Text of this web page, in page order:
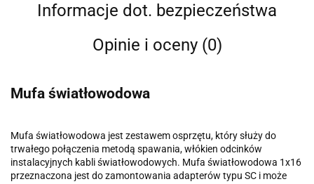
Informacje dot. bezpieczeństwa
Opinie i oceny (0)
Mufa światłowodowa
Mufa światłowodowa jest zestawem osprzętu, który służy do
trwałego połączenia metodą spawania, włókien odcinków
instalacyjnych kabli światłowodowych. Mufa światłowodowa 1x16
przeznaczona jest do zamontowania adapterów typu SC i może